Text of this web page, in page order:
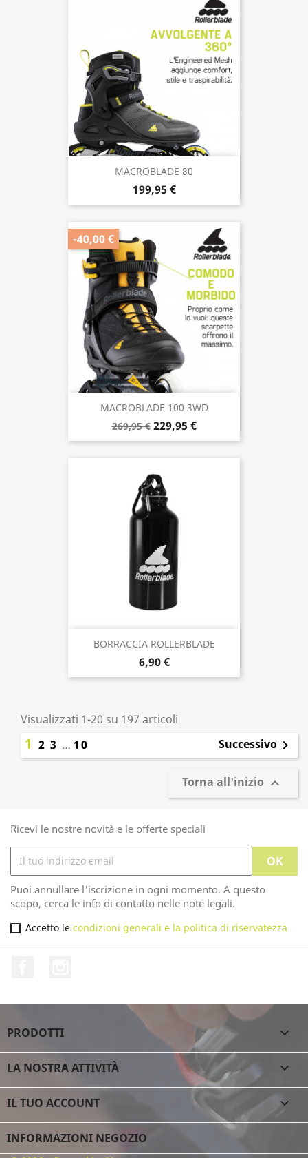
MACROBLADE 80
199,95 €
MACROBLADE 100 3WD
269,95 € 229,95 €
-40,00 €
BORRACCIA ROLLERBLADE
6,90 €
Visualizzati 1-20 su 197 articoli
1 2 3 … 10 Successivo 
Torna all'inizio 
Ricevi le nostre novità e le offerte speciali
Puoi annullare l'iscrizione in ogni momento. A questo
scopo, cerca le info di contatto nelle note legali.
Accetto le condizioni generali e la politica di riservatezza
PRODOTTI 
LA NOSTRA ATTIVITÀ 
IL TUO ACCOUNT 
INFORMAZIONI NEGOZIO